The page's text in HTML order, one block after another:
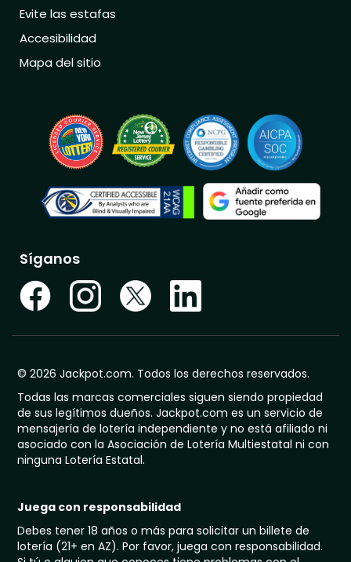
Evite las estafas
Accesibilidad
Mapa del sitio
Síganos
© 2026 Jackpot.com. Todos los derechos reservados.
Todas las marcas comerciales siguen siendo propiedad
de sus legítimos dueños. Jackpot.com es un servicio de
mensajería de lotería independiente y no está afiliado ni
asociado con la Asociación de Lotería Multiestatal ni con
ninguna Lotería Estatal.
Juega con responsabilidad
Debes tener 18 años o más para solicitar un billete de
lotería (21+ en AZ). Por favor, juega con responsabilidad.